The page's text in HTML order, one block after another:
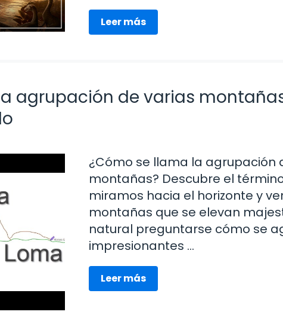
Leer más
agrupación de varias
¿Cómo se llama la agrupación
montañas? Descubre el
miramos hacia el horizonte y
montañas que se elevan
natural preguntarse cómo se
impresionantes …
Leer más